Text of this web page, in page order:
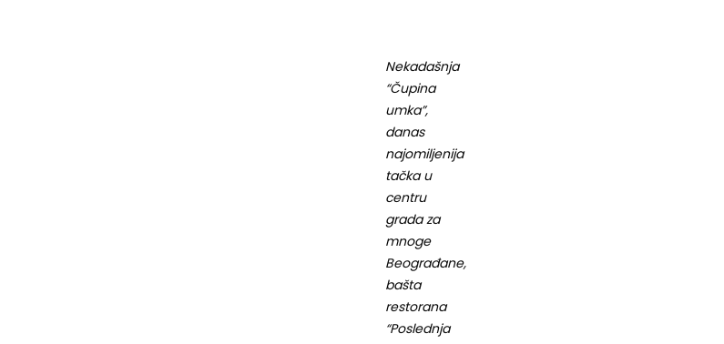
Nekadašnja
“Čupina
umka”,
danas
najomiljenija
tačka u
centru
grada za
mnoge
Beograđane,
bašta
restorana
“Poslednja